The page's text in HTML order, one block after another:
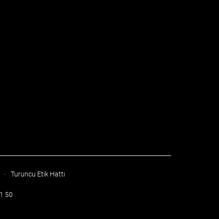
· Turuncu Etik Hattı
50